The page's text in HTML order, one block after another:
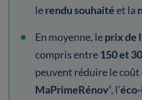
lerendu souhaitéet la
En moyenne, leprix de
compris entre150 et
peuvent réduire le
MaPrimeRénov’, l’